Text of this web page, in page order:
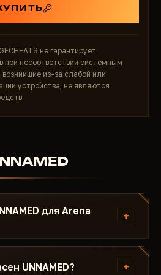
перекрестие.
для всех элементов (боксы,
и контуров.
для Arena Breakout:
— Проверенный
году, тысячи
Детальный ESP для игроков,
aimbot для PvP-
не гарантирует
при несоответствии системным
из-за слабой или
устройства, не являются
для Arena
+
ссылку на загрузку и
написана под Arena
UNNAMED? +